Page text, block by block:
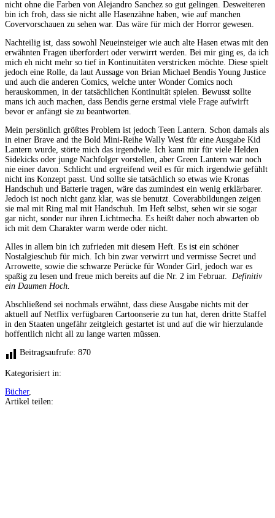
nicht ohne die Farben von Alejandro Sanchez so gut gelingen. Desweiteren
bin ich froh, dass sie nicht alle Hasenzähne haben, wie auf manchen
Covervorschauen zu sehen war. Das wäre für mich der Horror gewesen.
Nachteilig ist, dass sowohl Neueinsteiger wie auch alte Hasen etwas mit den
erwähnten Fragen überfordert oder verwirrt werden. Bei mir ging es, da ich
mich eh nicht mehr so tief in Kontinuitäten verstricken möchte. Diese spielt
jedoch eine Rolle, da laut Aussage von Brian Michael Bendis Young Justice
und auch die anderen Comics, welche unter Wonder Comics noch
herauskommen, in der tatsächlichen Kontinuität spielen. Bewusst sollte
mans ich auch machen, dass Bendis gerne erstmal viele Frage aufwirft
bevor er anfängt sie zu beantworten.
Mein persönlich größtes Problem ist jedoch Teen Lantern. Schon damals als
in einer Brave and the Bold Mini-Reihe Wally West für eine Ausgabe Kid
Lantern wurde, störte mich das irgendwie. Ich kann mir für viele Helden
Sidekicks oder junge Nachfolger vorstellen, aber Green Lantern war noch
nie einer davon. Schlicht und ergreifend weil es für mich irgendwie gefühlt
nicht ins Konzept passt. Und sollte sie tatsächlich so etwas wie Kronas
Handschuh und Batterie tragen, wäre das zumindest ein wenig erklärbarer.
Jedoch ist noch nicht ganz klar, was sie benutzt. Coverabbildungen zeigen
sie mal mit Ring mal mit Handschuh. Im Heft selbst, sehen wir sie sogar
gar nicht, sonder nur ihren Lichtmecha. Es heißt daher noch abwarten ob
ich mit dem Charakter warm werde oder nicht.
Alles in allem bin ich zufrieden mit diesem Heft. Es ist ein schöner
Nostalgieschub für mich. Ich bin zwar verwirrt und vermisse Secret und
Arrowette, sowie die schwarze Perücke für Wonder Girl, jedoch war es
spaßig zu lesen und freue mich bereits auf die Nr. 2 im Februar. Definitiv
ein Daumen Hoch.
Abschließend sei nochmals erwähnt, dass diese Ausgabe nichts mit der
aktuell auf Netflix verfügbaren Cartoonserie zu tun hat, deren dritte Staffel
in den Staaten ungefähr zeitgleich gestartet ist und auf die wir hierzulande
hoffentlich nicht all zu lange warten müssen.
Beitragsaufrufe: 870
Kategorisiert in:
Bücher,
Artikel teilen: